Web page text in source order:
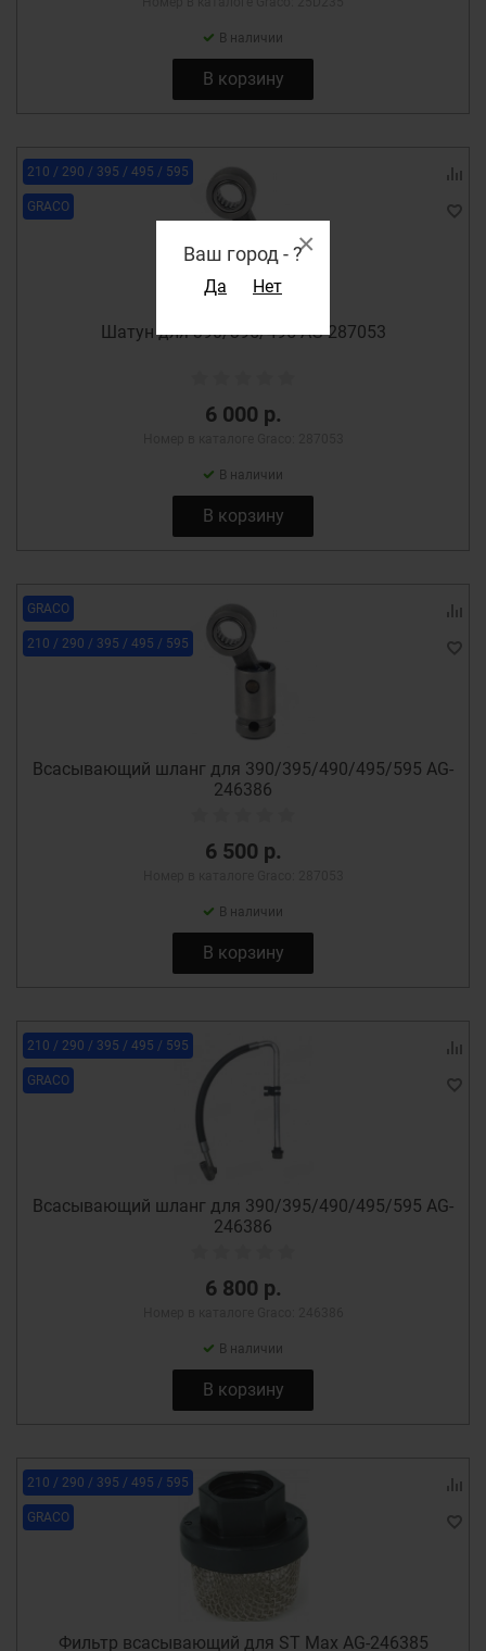
Ваш город -?
Да Нет
×
В наличии
В корзину
210 / 290 / 395 / 495 / 595
GRACO
Шатун для 390/395/495 AG-287053
6 000 р.
В наличии
В корзину
GRACO
210 / 290 / 395 / 495 / 595
Всасывающий шланг для 390/395/490/495/595 AG-
246386
6 500 р.
В наличии
В корзину
210 / 290 / 395 / 495 / 595
GRACO
Всасывающий шланг для 390/395/490/495/595 AG-
246386
6 800 р.
В наличии
В корзину
210 / 290 / 395 / 495 / 595
GRACO
Фильтр всасывающий для ST Max AG-246385